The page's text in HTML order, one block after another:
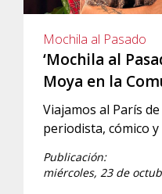
Mochila al Pasado
‘Mochila al
Moya en la
Viajamos al París
periodista, cómico
Publicación:
miércoles, 23 de